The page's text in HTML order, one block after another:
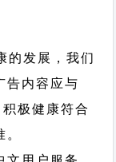
的发展，我们
告内容应与
极健康符合